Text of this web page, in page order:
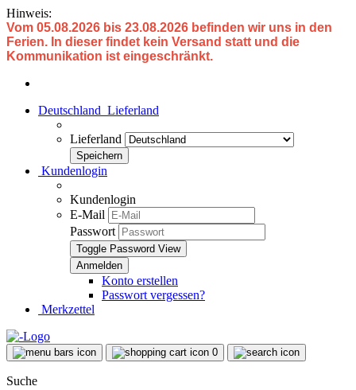
Hinweis:
Vom 05.08.2026 bis 23.08.2026 befinden wir uns in den
Ferien. In dieser findet kein Versand statt und die
Kommunikation ist eingeschränkt.
Deutschland Lieferland
Lieferland
Kundenlogin
Kundenlogin
E-Mail
Passwort
Toggle Password View
Konto erstellen
Passwort vergessen?
Merkzettel
0
Suche